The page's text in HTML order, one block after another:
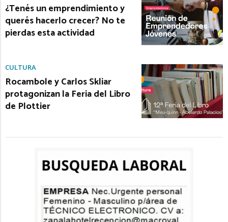
¿Tenés un emprendimiento y
querés hacerlo crecer? No te
pierdas esta actividad
CULTURA
Rocambole y Carlos Skliar
protagonizan la Feria del Libro
de Plottier